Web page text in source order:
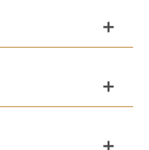
add
add
add